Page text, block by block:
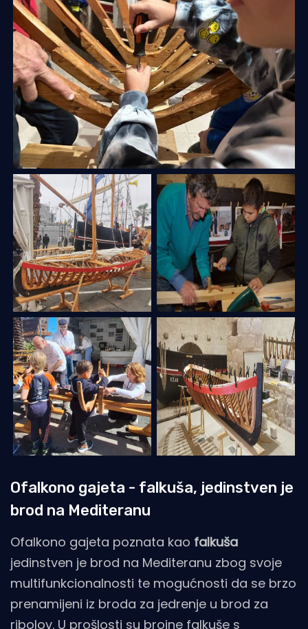
Ofalkono gajeta - falkuša, jedinstven je
brod na Mediteranu
Ofalkono gajeta poznata kao falkuša
jedinstven je brod na Mediteranu zbog svoje
multifunkcionalnosti te mogućnosti da se brzo
prenamijeni iz broda za jedrenje u brod za
ribolov. U prošlosti su brojne falkuše s